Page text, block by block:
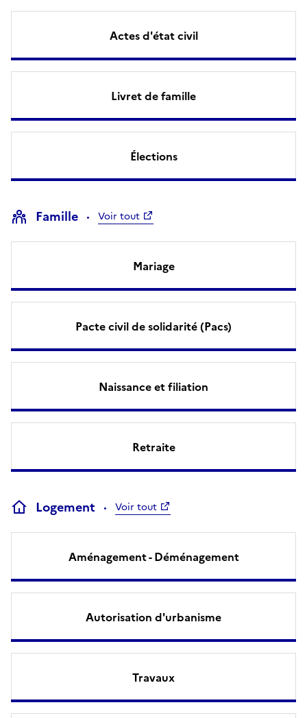
Actes d'état civil
Livret de famille
Élections
Famille Voir tout
Mariage
Pacte civil de solidarité (Pacs)
Naissance et filiation
Retraite
Logement Voir tout
Aménagement - Déménagement
Autorisation d'urbanisme
Travaux